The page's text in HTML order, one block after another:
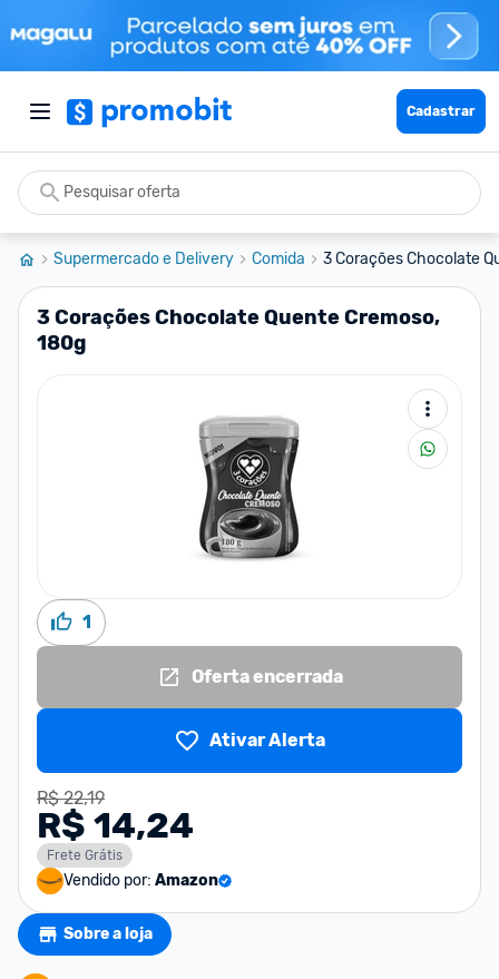
Cadastrar
Supermercado e Delivery Comida 3 Corações Chocolate
3 Corações Chocolate Quente Cremoso,
180g
1
Oferta encerrada
Ativar Alerta
R$ 22,19
R$ 14,24
Frete Grátis
Vendido por: Amazon
Sobre a loja